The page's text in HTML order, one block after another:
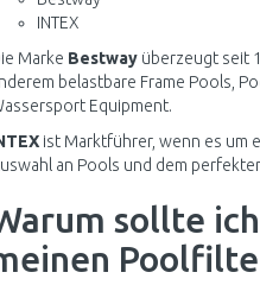
INTEX
Marke Bestwayüberzeugt seit
belastbare Frame Pools,
Equipment.
ist Marktführer, wenn es um
an Pools und dem
sollte